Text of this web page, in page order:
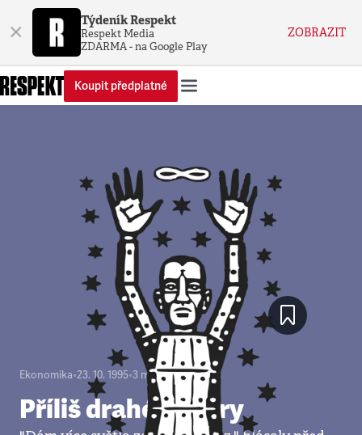
× Týdeník Respekt
Respekt Media
ZDARMA - na Google Play
ZOBRAZIT
Koupit předplatné
Ekonomika•23. 10. 1995•3 minuty
Příliš drahé úspory